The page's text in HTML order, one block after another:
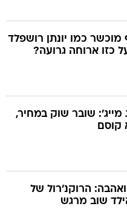
מוכשר כמו יונתן רושפלד
כזו ארוחה גרועה?
מייג': שובר שוק במחיר,
קוסם
הרוקנ'רול של
שוב מרגש